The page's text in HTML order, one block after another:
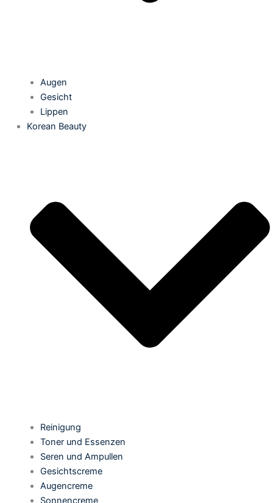
Augen
Gesicht
Lippen
Korean Beauty
Reinigung
Toner und Essenzen
Seren und Ampullen
Gesichtscreme
Augencreme
Sonnencreme